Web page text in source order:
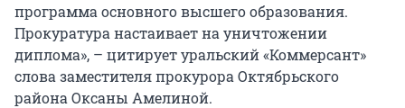
программа основного высшего образования.
Прокуратура настаивает на уничтожении
диплома», – цитирует уральский «Коммерсант»
слова заместителя прокурора Октябрьского
района Оксаны Амелиной.